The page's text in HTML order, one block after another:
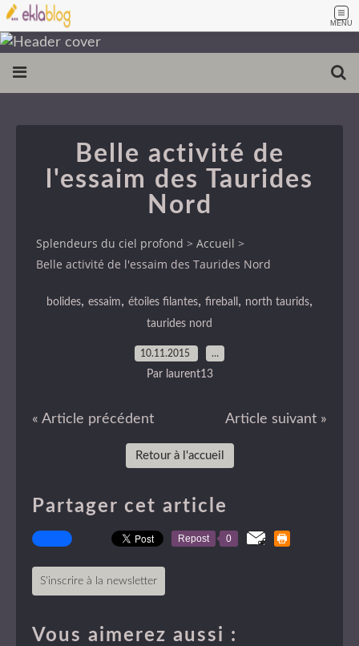
MENU
Belle activité de
l'essaim des Taurides
Nord
Splendeurs du ciel profond > Accueil >
Belle activité de l'essaim des Taurides Nord
bolides, essaim, étoiles filantes, fireball , north taurids,
taurides nord
10.11.2015 …
Par laurent13
« Article précédent Article suivant »
Retour à l'accueil
Partager cet article
Repost 0
S'inscrire à la newsletter
Vous aimerez aussi :